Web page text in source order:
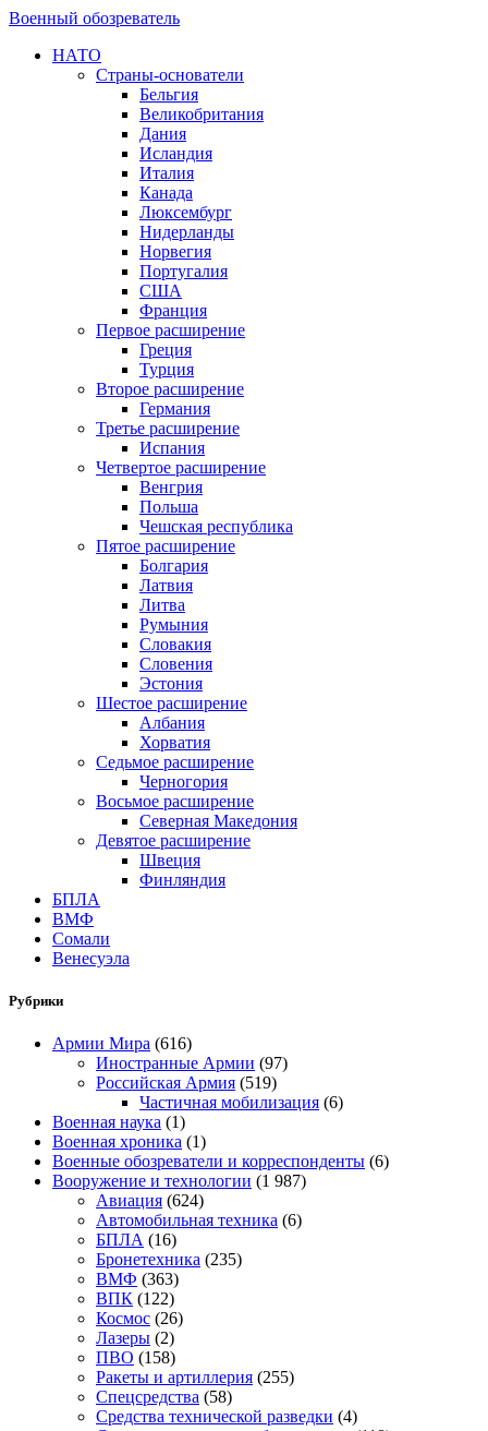
Военный обозреватель
НАТО
Страны-основатели
Бельгия
Великобритания
Дания
Исландия
Италия
Канада
Люксембург
Нидерланды
Норвегия
Португалия
США
Франция
Первое расширение
Греция
Турция
Второе расширение
Германия
Третье расширение
Испания
Четвертое расширение
Венгрия
Польша
Чешская республика
Пятое расширение
Болгария
Латвия
Литва
Румыния
Словакия
Словения
Эстония
Шестое расширение
Албания
Хорватия
Седьмое расширение
Черногория
Восьмое расширение
Северная Македония
Девятое расширение
Швеция
Финляндия
БПЛА
ВМФ
Сомали
Венесуэла
Рубрики
Армии Мира (616)
Иностранные Армии (97)
Российская Армия (519)
Частичная мобилизация (6)
Военная наука (1)
Военная хроника (1)
Военные обозреватели и корреспонденты (6)
Вооружение и технологии (1 987)
Авиация (624)
Автомобильная техника (6)
БПЛА (16)
Бронетехника (235)
ВМФ (363)
ВПК (122)
Космос (26)
Лазеры (2)
ПВО (158)
Ракеты и артиллерия (255)
Спецсредства (58)
Средства технической разведки (4)